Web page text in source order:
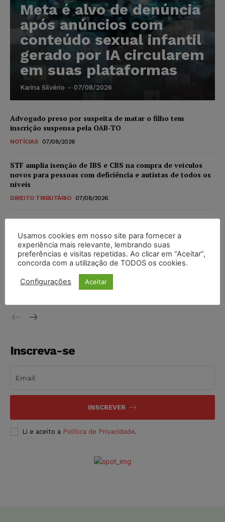
Meta é alvo de denúncia
após anúncios com
conteúdo sexual infantil
gerado por IA circularem
em suas plataformas
Karina Silvério - 07/08/2026
Advogado preso por suspeita de matar o filho tem
inscrição suspensa pela OAB-TO
NOTÍCIAS 07/08/2026
STF amplia isenção de IBS e CBS na compra de veículos
novos para pessoas com deficiência e autistas de todos os
níveis
DIREITO TRIBUTÁRIO 07/08/2026
Justiça do Trabalho mantém justa causa de empregado que
vendia canetas emagrecedoras no local de trabalho
NOTÍCIAS 07/08/2026
Justiça de SP decreta prisão de suspeito investigado na
morte de advogado
Inscreva-se
INSCREVER
Li e aceito a Política de Privacidade.
Usamos cookies em nosso site para fornecer a
experiência mais relevante, lembrando suas
preferências e visitas repetidas. Ao clicar em “Aceitar”,
concorda com a utilização de TODOS os cookies.
Configurações Aceitar